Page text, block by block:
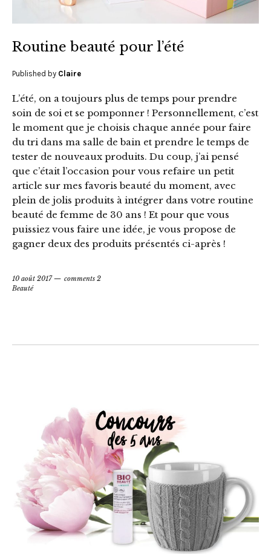
Routine beauté pour l’été
Published by Claire
L’été, on a toujours plus de temps pour prendre
soin de soi et se pomponner ! Personnellement, c’est
le moment que je choisis chaque année pour faire
du tri dans ma salle de bain et prendre le temps de
tester de nouveaux produits. Du coup, j’ai pensé
que c’était l’occasion pour vous refaire un petit
article sur mes favoris beauté du moment, avec
plein de jolis produits à intégrer dans votre routine
beauté de femme de 30 ans ! Et pour que vous
puissiez vous faire une idée, je vous propose de
gagner deux des produits présentés ci-après !
10 août 2017
comments 2
Beauté